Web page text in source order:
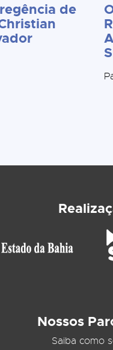
de
Nossos
Saiba como